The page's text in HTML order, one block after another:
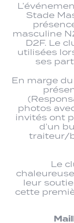
Stade
masculine
D2F. Le
utilisées
ses
En marge
photos
invités ont
d’un
traiteur/
Le
leur
cette